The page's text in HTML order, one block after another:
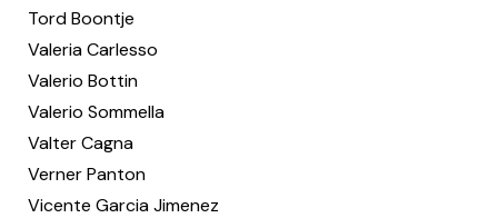
Tord Boontje
Valeria Carlesso
Valerio Bottin
Valerio Sommella
Valter Cagna
Verner Panton
Vicente Garcia Jimenez